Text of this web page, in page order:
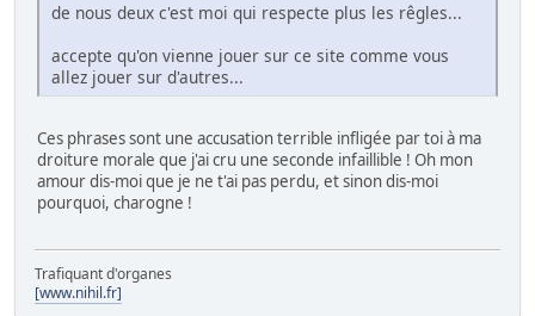
de nous deux c'est moi qui respecte plus les rêgles...
accepte qu'on vienne jouer sur ce site comme vous
allez jouer sur d'autres...
Ces phrases sont une accusation terrible infligée par toi à ma
droiture morale que j'ai cru une seconde infaillible ! Oh mon
amour dis-moi que je ne t'ai pas perdu, et sinon dis-moi
pourquoi, charogne !
Trafiquant d'organes
[www.nihil.fr]